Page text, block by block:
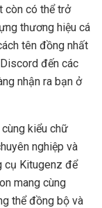
còn có thể trở
thương hiệu cá
tên đồng nhất
đến các
nhận ra bạn ở
kiểu chữ
nghiệp và
cụ Kitugenz để
mang cùng
thể đồng bộ và